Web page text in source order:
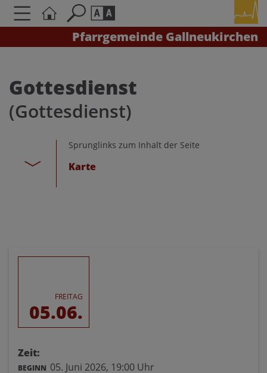
Pfarrgemeinde Gallneukirchen
AA A
Kontrasteinstellungen
A
Gottesdienst
(Gottesdienst)
Sprunglinks zum Inhalt der Seite
Karte
FREITAG
05.06.
Zeit:
BEGINN 05. Juni 2026, 19:00 Uhr